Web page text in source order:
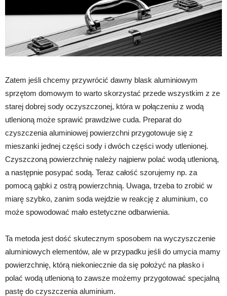
Zatem jeśli chcemy przywrócić dawny blask aluminiowym
sprzętom domowym to warto skorzystać przede wszystkim z ze
starej dobrej sody oczyszczonej, która w połączeniu z wodą
utlenioną może sprawić prawdziwe cuda. Preparat do
czyszczenia aluminiowej powierzchni przygotowuje się z
mieszanki jednej części sody i dwóch części wody utlenionej.
Czyszczoną powierzchnię należy najpierw polać wodą utlenioną,
a następnie posypać sodą. Teraz całość szorujemy np. za
pomocą gąbki z ostrą powierzchnią. Uwaga, trzeba to zrobić w
miarę szybko, zanim soda wejdzie w reakcję z aluminium, co
może spowodować mało estetyczne odbarwienia.
Ta metoda jest dość skutecznym sposobem na wyczyszczenie
aluminiowych elementów, ale w przypadku jeśli do umycia mamy
powierzchnię, którą niekoniecznie da się położyć na płasko i
polać wodą utlenioną to zawsze możemy przygotować specjalną
pastę do czyszczenia aluminium.